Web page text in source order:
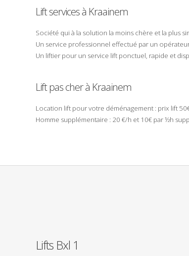
Liftservices à Kraainem
Société qui à la solution la moins chère et la plus
Un service professionnel effectué par un
Un liftier pour un service lift ponctuel, rapide et
Lift pas cher à Kraainem
Location lift pour votre déménagement : prix lift
Homme supplémentaire : 20 €/h et 10€ par ½h
Lifts Bxl 1